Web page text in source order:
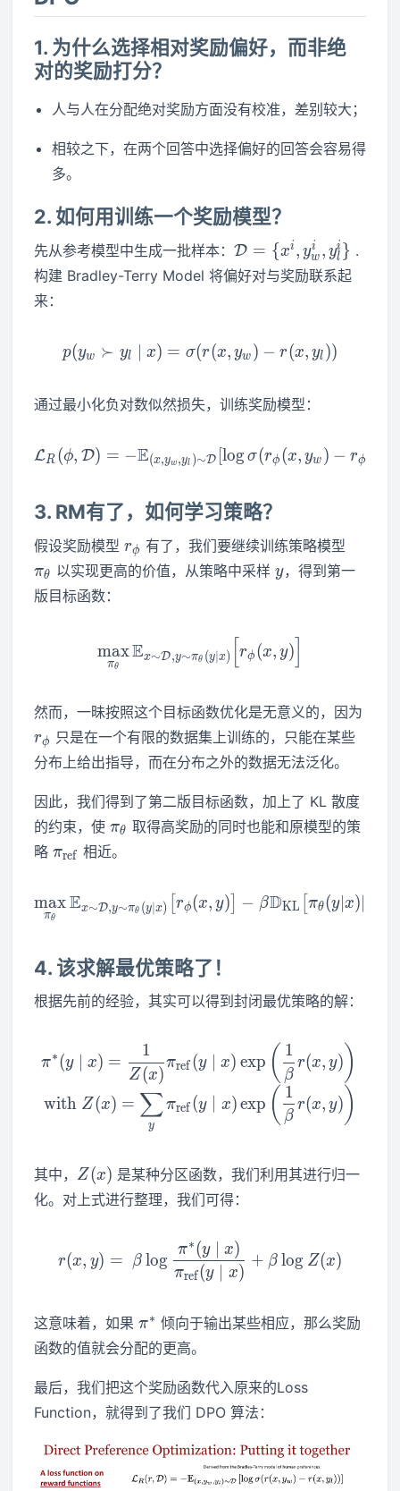
1. 为什么选择相对奖励偏好，而非绝
对的奖励打分？
人与人在分配绝对奖励方面没有校准，差别较大；
相较之下，在两个回答中选择偏好的回答会容易得
多。
2. 如何用训练一个奖励模型？
先从参考模型中生成一批样本：\mathcal{D}=\
{x^{i},
y_{w}^{i},
D = {xi , yw
i , yl
i } .
构建 Bradley-Terry Model 将偏好对与奖励联系起
来：
p ( y_{w} \succ y_{l}
p(yw ≻ yl x) = σ(r(x, yw ) − r(x, yl ))
通过最小化负对数似然损失，训练奖励模型：
\mathcal L_R ( \phi,
LR (ϕ, D) = −E(x,yw ,yl )∼D log σ(rϕ (x, yw ) − rϕ
3. RM有了，如何学习策略？
假设奖励模型r_{\phi}
rϕ 有了，我们要继续训练策略模型
πθ 以实现更高的价值，从策略中采样y
y，得到第一
版目标函数：
\max_{\pi_{\theta}}
πθ
maxEx∼D,y∼πθ (y ∣x) [rϕ (x, y)
然而，一昧按照这个目标函数优化是无意义的，因为
r_\phi
rϕ
只是在一个有限的数据集上训练的，只能在某些
分布上给出指导，而在分布之外的数据无法泛化。
因此，我们得到了第二版目标函数，加上了 KL 散度
的约束，使\pi_{\theta}
πθ 取得高奖励的同时也能和原模型的策
略\pi_{\mathrm{ref}}
πref 相近。
\max_{\pi_{\theta}}
πθ
maxEx∼D,y∼πθ (y ∣x) rϕ(x, y) − βDKL πθ(y ∣x)
4. 该求解最优策略了！
根据先前的经验，其实可以得到封闭最优策略的解：
\pi^{*} ( y \mid x
π∗(y x) =
Z(x)
1
πref (y x) exp ( β
1
r(x, y) )
with Z(x) =
y
∑πref (y x)exp ( β
1
r(x, y) )
其中， Z(x)
Z(x) 是某种分区函数，我们利用其进行归一
化。对上式进行整理，我们可得：
r ( x, y )=\ \beta\log
r(x, y) = β log
πref (y x)
π∗(y ∣ x)
+ β log Z(x)
这意味着，如果\pi^*
π∗ 倾向于输出某些相应，那么奖励
函数的值就会分配的更高。
最后，我们把这个奖励函数代入原来的Loss
Function，就得到了我们 DPO 算法：